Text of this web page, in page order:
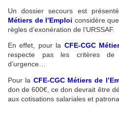
Un dossier secours est
Métiers de l’Emploi considère
règles d’exonération de l’URSSAF.
En effet, pour la CFE-CGC
respecte pas les critères de
d’urgence…
Pour la CFE-CGC Métiers de
don de 600€, ce don devrait être
aux cotisations salariales et